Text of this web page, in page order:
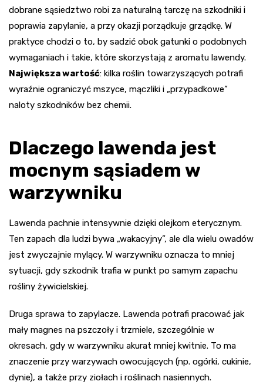
dobrane sąsiedztwo robi za naturalną tarczę na szkodniki i
poprawia zapylanie, a przy okazji porządkuje grządkę. W
praktyce chodzi o to, by sadzić obok gatunki o podobnych
wymaganiach i takie, które skorzystają z aromatu lawendy.
Największa wartość: kilka roślin towarzyszących potrafi
wyraźnie ograniczyć mszyce, mączliki i „przypadkowe”
naloty szkodników bez chemii.
Dlaczego lawenda jest
mocnym sąsiadem w
warzywniku
Lawenda pachnie intensywnie dzięki olejkom eterycznym.
Ten zapach dla ludzi bywa „wakacyjny”, ale dla wielu owadów
jest zwyczajnie mylący. W warzywniku oznacza to mniej
sytuacji, gdy szkodnik trafia w punkt po samym zapachu
rośliny żywicielskiej.
Druga sprawa to zapylacze. Lawenda potrafi pracować jak
mały magnes na pszczoły i trzmiele, szczególnie w
okresach, gdy w warzywniku akurat mniej kwitnie. To ma
znaczenie przy warzywach owocujących (np. ogórki, cukinie,
dynie), a także przy ziołach i roślinach nasiennych.